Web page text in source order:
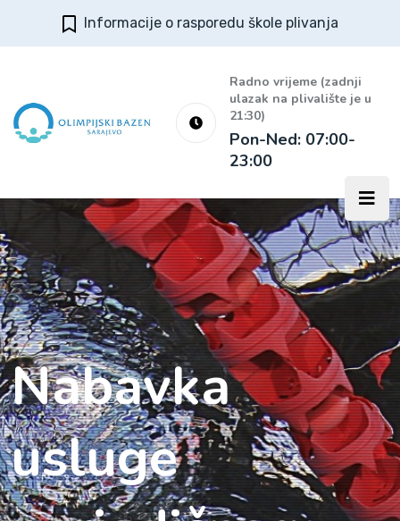
Informacije o rasporedu škole plivanja
Radno vrijeme (zadnji
ulazak na plivalište je u
21:30)
Pon-Ned: 07:00-
23:00
Nabavka
usluge